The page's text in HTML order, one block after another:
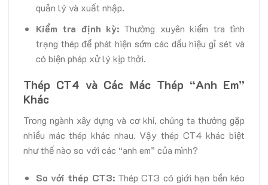
quản lý và xuất nhập.
Kiểm tra định kỳ: Thường xuyên kiểm tra tình
trạng thép để phát hiện sớm các dấu hiệu gỉ sét và
có biện pháp xử lý kịp thời.
Thép CT4 và Các Mác Thép “Anh Em”
Khác
Trong ngành xây dựng và cơ khí, chúng ta thường gặp
nhiều mác thép khác nhau. Vậy thép CT4 khác biệt
như thế nào so với các “anh em” của mình?
So với thép CT3:Thép CT3 có giới hạn bền kéo